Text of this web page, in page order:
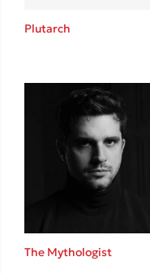
Ένας
Plutarch
The Mythologist